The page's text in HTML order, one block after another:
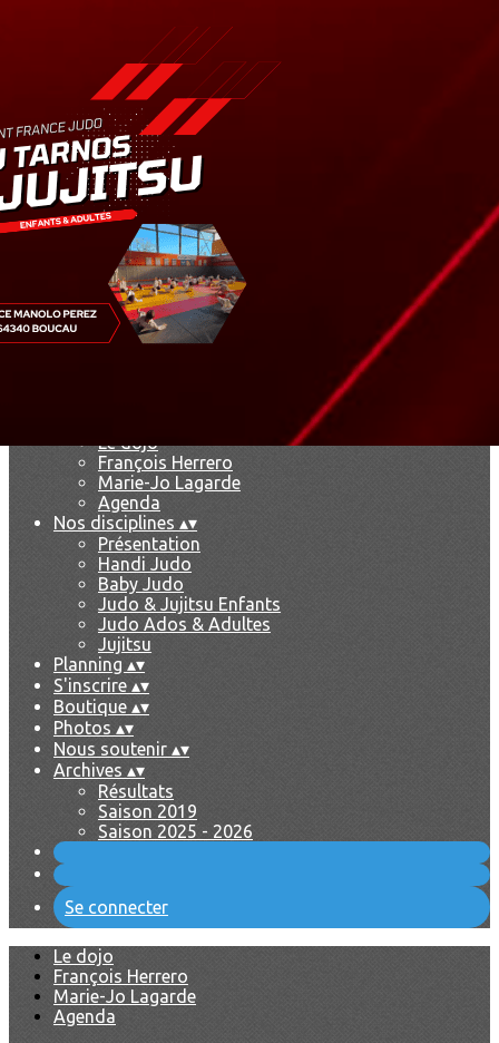
Exporter toutes les colonnes
Exporter uniquement les colonnes affichées
>
Résultats
Saison 2019
Saison 2025 - 2026
Ajoutez un logo, un bouton, des réseaux sociaux
Cliquez pour éditer
Le dojo
François Herrero
Marie-Jo Lagarde
Agenda
Nos disciplines ▴▾
Présentation
Handi Judo
Baby Judo
Judo & Jujitsu Enfants
Judo Ados & Adultes
Jujitsu
Planning ▴▾
S'inscrire ▴▾
Boutique ▴▾
Photos ▴▾
Nous soutenir ▴▾
Archives ▴▾
Résultats
Saison 2019
Saison 2025 - 2026
Se connecter
Le dojo
François Herrero
Marie-Jo Lagarde
Agenda